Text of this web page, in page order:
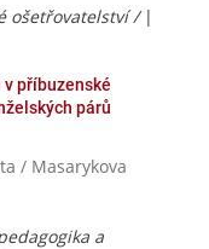
ošetřovatelství / |
příbuzenské
párů
/ Masarykova
a